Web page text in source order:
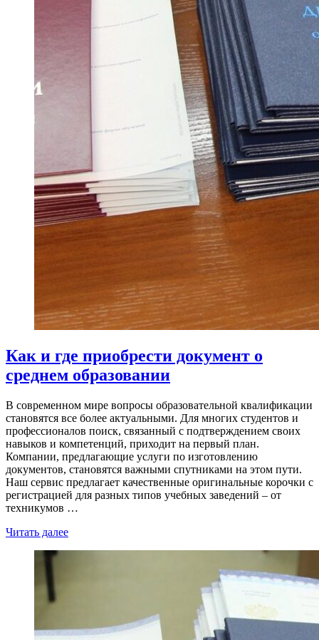
Как и где приобрести документ о
среднем образовании
В современном мире вопросы образовательной квалификации
становятся все более актуальными. Для многих студентов и
профессионалов поиск, связанный с подтверждением своих
навыков и компетенций, приходит на первый план.
Компании, предлагающие услуги по изготовлению
документов, становятся важными спутниками на этом пути.
Наш сервис предлагает качественные оригинальные корочки с
регистрацией для разных типов учебных заведений – от
техникумов …
Читать далее